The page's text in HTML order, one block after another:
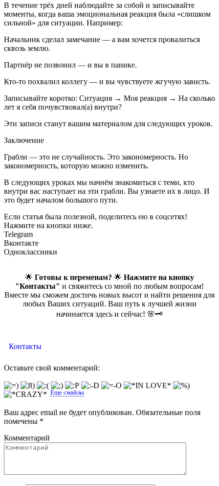
В течение трёх дней наблюдайте за собой и записывайте
моменты, когда ваша эмоциональная реакция была «слишком
сильной» для ситуации. Например:
Начальник сделал замечание — а вам хочется провалиться
сквозь землю.
Партнёр не позвонил — и вы в панике.
Кто-то похвалил коллегу — и вы чувствуете жгучую зависть.
Записывайте коротко: Ситуация → Моя реакция → На сколько
лет я себя почувствовал(а) внутри?
Эти записи станут вашим материалом для следующих уроков.
Заключение
Грабли — это не случайность. Это закономерность. Но
закономерность, которую можно изменить.
В следующих уроках мы начнём знакомиться с теми, кто
внутри вас наступает на эти грабли. Вы узнаете их в лицо. И
это будет началом большого пути.
Если статья была полезной, поделитесь ею в соцсетях!
Нажмите на кнопки ниже.
Telegram
Вконтакте
Одноклассники
🌟 Готовы к переменам? 🌟 Нажмите на кнопку
"Контакты" и свяжитесь со мной по любым вопросам!
Вместе мы сможем достичь новых высот и найти решения для
любых Ваших ситуаций. Ваш путь к лучшей жизни
начинается здесь и сейчас! 🌸🗝️
Контакты
Оставьте свой комментарий:
Еще смайлы
Ваш адрес email не будет опубликован. Обязательные поля
помечены *
Комментарий